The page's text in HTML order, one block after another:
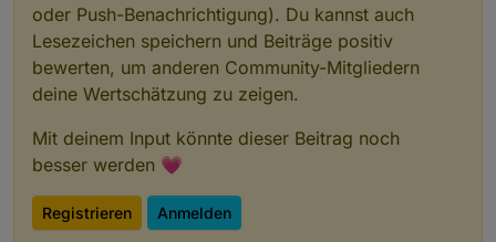
oder Push-Benachrichtigung). Du kannst auch
Lesezeichen speichern und Beiträge positiv
bewerten, um anderen Community-Mitgliedern
deine Wertschätzung zu zeigen.
Mit deinem Input könnte dieser Beitrag noch
besser werden 💗
Registrieren Anmelden